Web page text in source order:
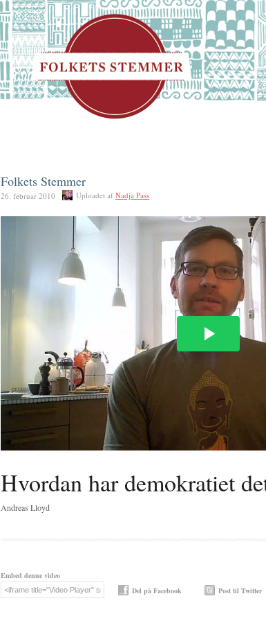
Folkets Stemmer
26. februar 2010 Uploadet af Nadja Pass
Hvordan har demokratiet
Andreas Lloyd
Embed denne video
Del på Facebook
Post til Twitter